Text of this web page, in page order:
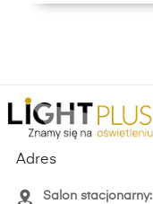
Adres
Salon stacjonarny: